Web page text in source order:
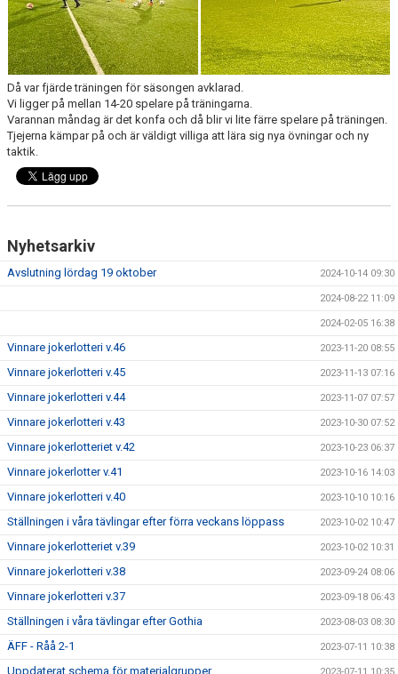
Då var fjärde träningen för säsongen avklarad.
Vi ligger på mellan 14-20 spelare på träningarna.
Varannan måndag är det konfa och då blir vi lite färre spelare på träningen.
Tjejerna kämpar på och är väldigt villiga att lära sig nya övningar och ny
taktik.
Nyhetsarkiv
Avslutning lördag 19 oktober 2024-10-14 09:30
2024-08-22 11:09
2024-02-05 16:38
Vinnare jokerlotteri v.46 2023-11-20 08:55
Vinnare jokerlotteri v.45 2023-11-13 07:16
Vinnare jokerlotteri v.44 2023-11-07 07:57
Vinnare jokerlotteri v.43 2023-10-30 07:52
Vinnare jokerlotteriet v.42 2023-10-23 06:37
Vinnare jokerlotter v.41 2023-10-16 14:03
Vinnare jokerlotteri v.40 2023-10-10 10:16
Ställningen i våra tävlingar efter förra veckans löppass 2023-10-02 10:47
Vinnare jokerlotteriet v.39 2023-10-02 10:31
Vinnare jokerlotteri v.38 2023-09-24 08:06
Vinnare jokerlotteri v.37 2023-09-18 06:43
Ställningen i våra tävlingar efter Gothia 2023-08-03 08:30
ÄFF - Råå 2-1 2023-07-11 10:38
Uppdaterat schema för materialgrupper